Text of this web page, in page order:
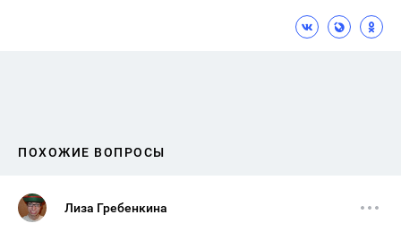
ПОХОЖИЕ ВОПРОСЫ
Лиза Гребенкина